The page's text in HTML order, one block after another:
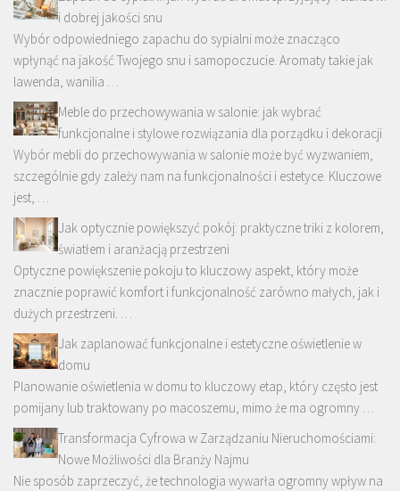
i dobrej jakości snu
Wybór odpowiedniego zapachu do sypialni może znacząco
wpłynąć na jakość Twojego snu i samopoczucie. Aromaty takie jak
lawenda, wanilia …
Meble do przechowywania w salonie: jak wybrać
funkcjonalne i stylowe rozwiązania dla porządku i dekoracji
Wybór mebli do przechowywania w salonie może być wyzwaniem,
szczególnie gdy zależy nam na funkcjonalności i estetyce. Kluczowe
jest, …
Jak optycznie powiększyć pokój: praktyczne triki z kolorem,
światłem i aranżacją przestrzeni
Optyczne powiększenie pokoju to kluczowy aspekt, który może
znacznie poprawić komfort i funkcjonalność zarówno małych, jak i
dużych przestrzeni. …
Jak zaplanować funkcjonalne i estetyczne oświetlenie w
domu
Planowanie oświetlenia w domu to kluczowy etap, który często jest
pomijany lub traktowany po macoszemu, mimo że ma ogromny …
Transformacja Cyfrowa w Zarządzaniu Nieruchomościami:
Nowe Możliwości dla Branży Najmu
Nie sposób zaprzeczyć, że technologia wywarła ogromny wpływ na